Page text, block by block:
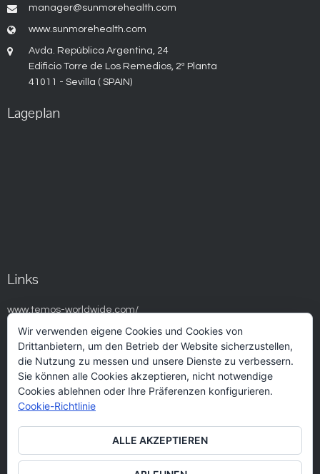
manager@sunmorehealth.com
www.sunmorehealth.com
Avda. República Argentina, 24
Edificio Torre de Los Remedios, 2ª Planta
41011 - Sevilla ( SPAIN)
Lageplan
Links
www.temos-worldwide.com/
www.spaincares.com/
www.ifema.es/fitur_01/FiturSalud/index.htm
www.fundacionidis.com/
www.jointcommissioninternational.org/
www.medicaltourismcongress.com/
Wir verwenden eigene Cookies und Cookies von
Drittanbietern, um den Betrieb der Website sicherzustellen,
die Nutzung zu messen und unsere Dienste zu verbessern.
Sie können alle Cookies akzeptieren, nicht notwendige
Cookies ablehnen oder Ihre Präferenzen konfigurieren.
Cookie-Richtlinie
ALLE AKZEPTIEREN